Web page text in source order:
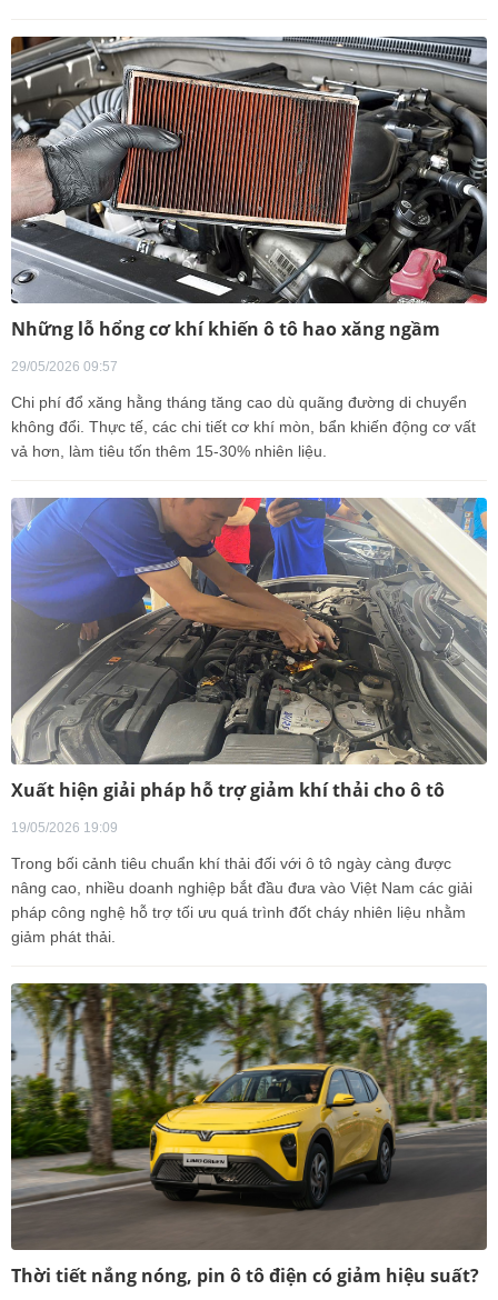
Những lỗ hổng cơ khí khiến ô tô hao xăng ngầm
29/05/2026 09:57
Chi phí đổ xăng hằng tháng tăng cao dù quãng đường di chuyển
không đổi. Thực tế, các chi tiết cơ khí mòn, bẩn khiến động cơ vất
vả hơn, làm tiêu tốn thêm 15-30% nhiên liệu.
Xuất hiện giải pháp hỗ trợ giảm khí thải cho ô tô
19/05/2026 19:09
Trong bối cảnh tiêu chuẩn khí thải đối với ô tô ngày càng được
nâng cao, nhiều doanh nghiệp bắt đầu đưa vào Việt Nam các giải
pháp công nghệ hỗ trợ tối ưu quá trình đốt cháy nhiên liệu nhằm
giảm phát thải.
Thời tiết nắng nóng, pin ô tô điện có giảm hiệu suất?